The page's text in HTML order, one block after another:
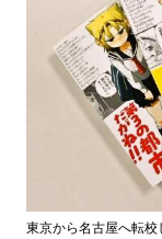
東京から名古屋へ転